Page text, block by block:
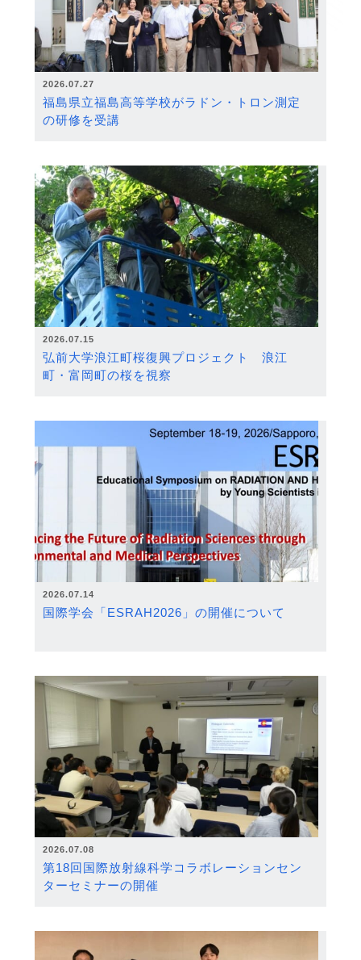
2026.07.27
福島県立福島高等学校がラドン・トロン測定
の研修を受講
2026.07.15
弘前大学浪江町桜復興プロジェクト 浪江
町・富岡町の桜を視察
2026.07.14
国際学会「ESRAH2026」の開催について
2026.07.08
第18回国際放射線科学コラボレーションセン
ターセミナーの開催